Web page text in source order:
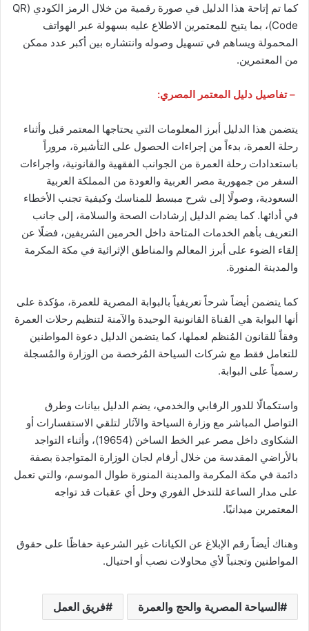
كما تم إتاحة هذا الدليل في صورة رقمية من خلال الرمز الكودي (QR
Code)، بما يتيح للمعتمرين الاطلاع عليه بسهولة عبر الهواتف
المحمولة ويساهم في تسهيل وصوله وانتشاره بين أكبر عدد ممكن
من المعتمرين.
– تفاصيل دليل المعتمر المصري:
يتضمن هذا الدليل أبرز المعلومات التي يحتاجها المعتمر قبل وأثناء
رحلة العمرة، بدءاً من إجراءات الحصول على التأشيرة، مروراً
باستعدادات رحلة العمرة من الجوانب الفقهية والقانونية، واجراءات
السفر من جمهورية مصر العربية والعودة من المملكة العربية
السعودية، وصولًا إلى شرح مبسط للمناسك وكيفية تجنب الأخطاء
في أدائها. كما يضم الدليل إرشادات الصحة والسلامة، إلى جانب
التعريف بأهم الخدمات المتاحة داخل الحرمين الشريفين، فضلًا عن
إلقاء الضوء على أبرز المعالم والمناطق الإثرائية في مكة المكرمة
والمدينة المنورة.
كما يتضمن أيضاً شرحاً تعريفياً بالبوابة المصرية للعمرة، مؤكدة على
أنها البوابة هي القناة القانونية الوحيدة والآمنة لتنظيم رحلات العمرة
وفقاً للقانون المُنظم لعملها، كما يتضمن الدليل دعوة المواطنين
للتعامل فقط مع شركات السياحة المُرخصة من الوزارة والمُسجلة
رسمياً على البوابة.
واستكمالًا للدور الرقابي والخدمي، يضم الدليل بيانات وطرق
التواصل المباشر مع وزارة السياحة والآثار لتلقي الاستفسارات أو
الشكاوى داخل مصر عبر الخط الساخن (19654)، وأثناء التواجد
بالأراضي المقدسة من خلال أرقام لجان الوزارة المتواجدة بصفة
دائمة في مكة المكرمة والمدينة المنورة طوال الموسم، والتي تعمل
على مدار الساعة للتدخل الفوري وحل أي عقبات قد تواجه
المعتمرين ميدانيًا.
وهناك أيضاً رقم الإبلاغ عن الكيانات غير الشرعية حفاظًا على حقوق
المواطنين وتجنباً لأي محاولات نصب أو احتيال.
السياحة المصرية والحج والعمرة فريق العمل